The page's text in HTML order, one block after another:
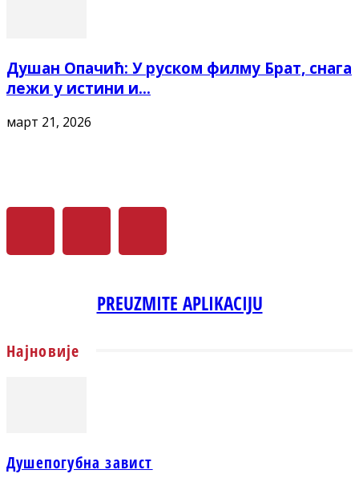
Душан Опачић: У руском филму Брат, снага
лежи у истини и...
март 21, 2026
PREUZMITE APLIKACIJU
Најновије
Душепогубна завист